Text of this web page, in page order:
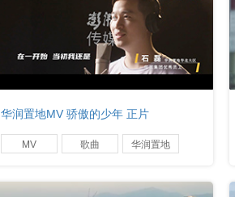
华润置地MV 骄傲的少年 正片
MV 歌曲 华润置地